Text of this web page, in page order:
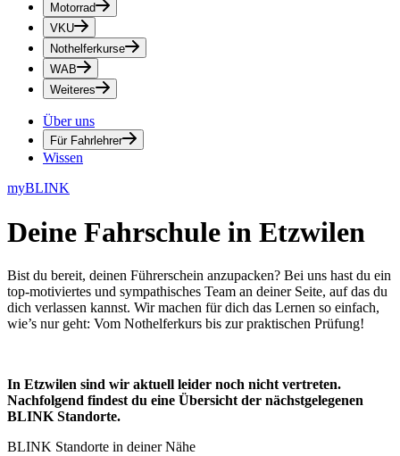
Motorrad
VKU
Nothelferkurse
WAB
Weiteres
Über uns
Für Fahrlehrer
Wissen
myBLINK
Deine Fahrschule in Etzwilen
Bist du bereit, deinen Führerschein anzupacken? Bei uns hast du ein
top-motiviertes und sympathisches Team an deiner Seite, auf das du
dich verlassen kannst. Wir machen für dich das Lernen so einfach,
wie’s nur geht: Vom Nothelferkurs bis zur praktischen Prüfung!
In Etzwilen sind wir aktuell leider noch nicht vertreten.
Nachfolgend findest du eine Übersicht der nächstgelegenen
BLINK Standorte.
BLINK Standorte in deiner Nähe